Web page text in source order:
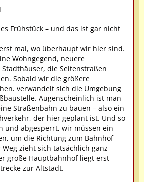
Frühstück – und das ist gar nicht
mal, wo überhaupt wir hier sind.
Wohngegend, neuere
die Seitenstraßen
Sobald wir die größere
verwandelt sich die Umgebung
Augenscheinlich ist man
Straßenbahn zu bauen – also ein
der hier geplant ist. Und so
und abgesperrt, wir müssen ein
um die Richtung zum Bahnhof
zieht sich tatsächlich ganz
große Hauptbahnhof liegt erst
zur Altstadt.